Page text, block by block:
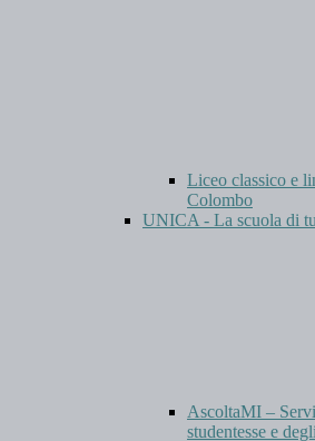
Liceo classico e
Colombo
UNICA - La scuola di
AscoltaMI –
studentesse e